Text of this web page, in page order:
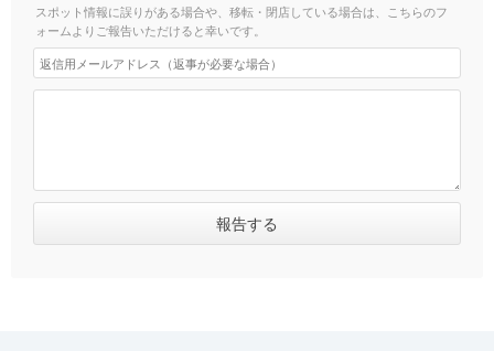
スポット情報に誤りがある場合や、移転・閉店している場合は、こちらのフ
ォームよりご報告いただけると幸いです。